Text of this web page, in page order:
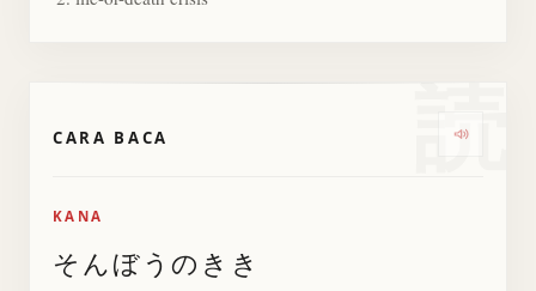
読
CARA BACA
KANA
そんぼうのきき